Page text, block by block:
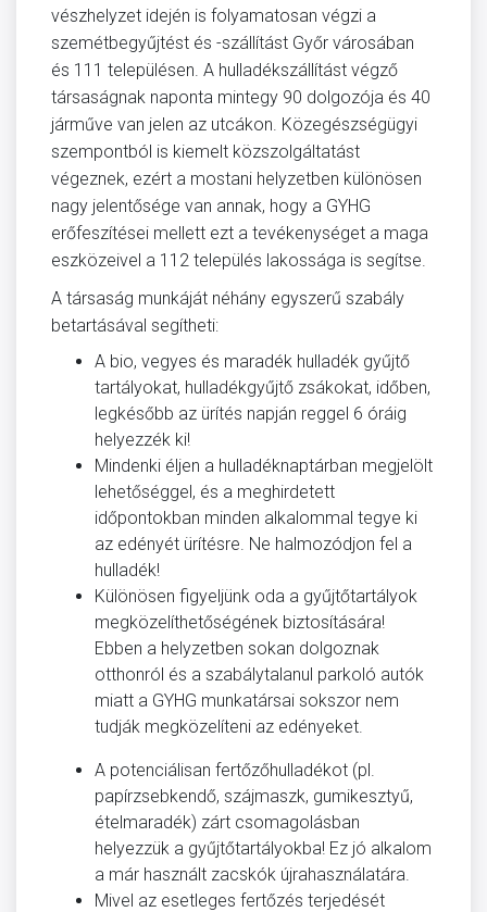
vészhelyzet idején is folyamatosan végzi a
szemétbegyűjtést és -szállítást Győr városában
és 111 településen. A hulladékszállítást végző
társaságnak naponta mintegy 90 dolgozója és 40
járműve van jelen az utcákon. Közegészségügyi
szempontból is kiemelt közszolgáltatást
végeznek, ezért a mostani helyzetben különösen
nagy jelentősége van annak, hogy a GYHG
erőfeszítései mellett ezt a tevékenységet a maga
eszközeivel a 112 település lakossága is segítse.
A társaság munkáját néhány egyszerű szabály
betartásával segítheti:
A bio, vegyes és maradék hulladék gyűjtő
tartályokat, hulladékgyűjtő zsákokat, időben,
legkésőbb az ürítés napján reggel 6 óráig
helyezzék ki!
Mindenki éljen a hulladéknaptárban megjelölt
lehetőséggel, és a meghirdetett
időpontokban minden alkalommal tegye ki
az edényét ürítésre. Ne halmozódjon fel a
hulladék!
Különösen figyeljünk oda a gyűjtőtartályok
megközelíthetőségének biztosítására!
Ebben a helyzetben sokan dolgoznak
otthonról és a szabálytalanul parkoló autók
miatt a GYHG munkatársai sokszor nem
tudják megközelíteni az edényeket.
A potenciálisan fertőzőhulladékot (pl.
papírzsebkendő, szájmaszk, gumikesztyű,
ételmaradék) zárt csomagolásban
helyezzük a gyűjtőtartályokba! Ez jó alkalom
a már használt zacskók újrahasználatára.
Mivel az esetleges fertőzés terjedését